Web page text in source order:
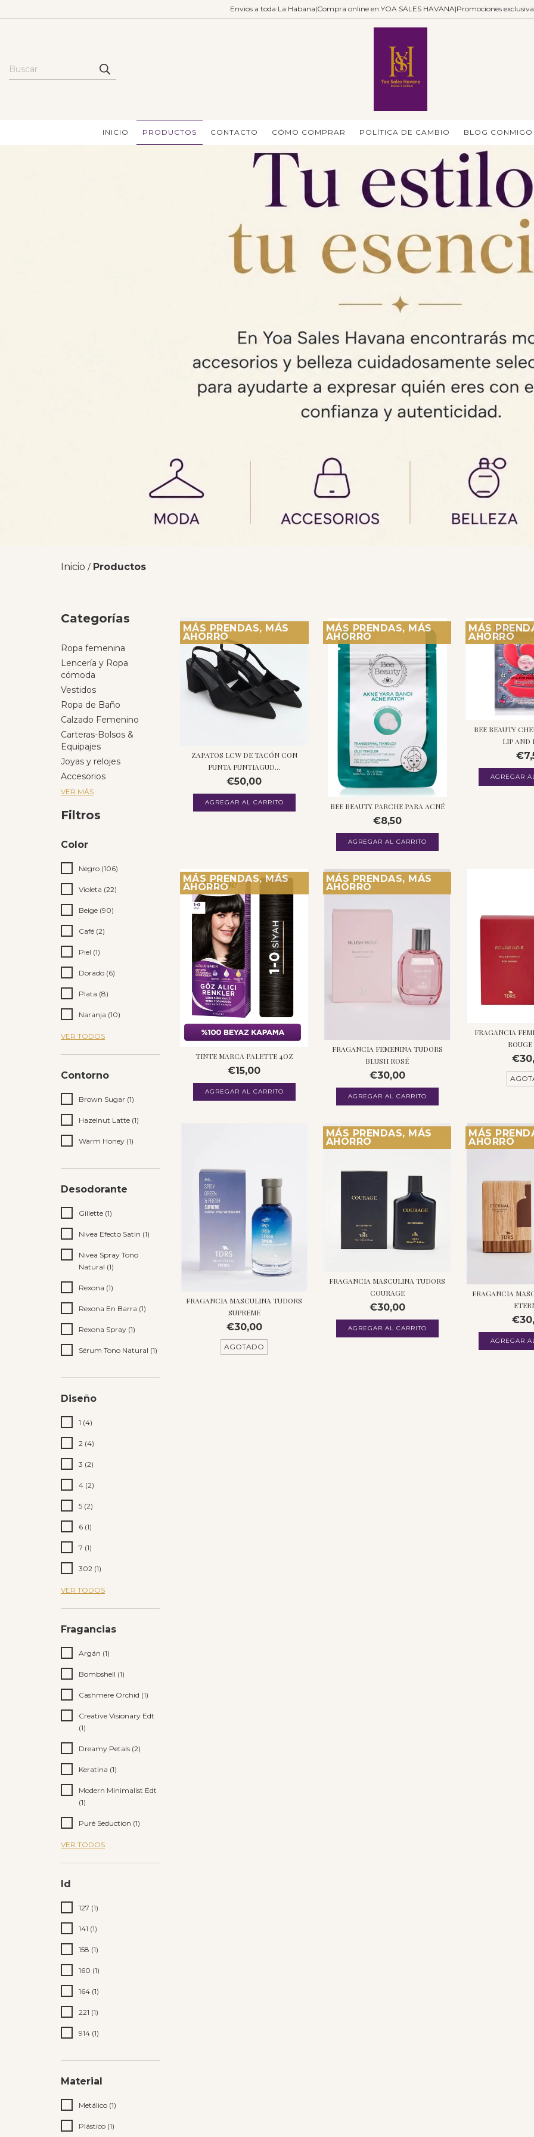
Envios a toda La Habana|Compra online en YOA SALES HAVANA|Promociones
INICIO PRODUCTOS CONTACTO CÓMO COMPRAR POLÍTICA DE CAMBIO BLOG CONMIGO
Inicio / Productos
Categorías
Ropa femenina
Lencería y Ropa
cómoda
Vestidos
Ropa de Baño
Calzado Femenino
Carteras-Bolsos &
Equipajes
Joyas y relojes
Accesorios
VER MÁS
Filtros
Color
Negro (106)
Violeta (22)
Beige (90)
Café (2)
Piel (1)
Dorado (6)
Plata (8)
Naranja (10)
VER TODOS
Contorno
Brown Sugar (1)
Hazelnut Latte (1)
Warm Honey (1)
Desodorante
Gillette (1)
Nivea Efecto Satin (1)
Nivea Spray Tono
Natural (1)
Rexona (1)
Rexona En Barra (1)
Rexona Spray (1)
Sérum Tono Natural (1)
Diseño
1 (4)
2 (4)
3 (2)
4 (2)
5 (2)
6 (1)
7 (1)
302 (1)
VER TODOS
Fragancias
Argán (1)
Bombshell (1)
Cashmere Orchid (1)
Creative Visionary Edt
(1)
Dreamy Petals (2)
Keratina (1)
Modern Minimalist Edt
(1)
Puré Seduction (1)
VER TODOS
Id
127 (1)
141 (1)
158 (1)
160 (1)
164 (1)
221 (1)
914 (1)
Material
Metálico (1)
Plástico (1)
MÁS PRENDAS, MÁS
AHORRO
ZAPATOS LCW DE TACÓN CON
PUNTA PUNTIAGUD...
€50,00
AGREGAR AL CARRITO
MÁS PRENDAS, MÁS
AHORRO
BEE BEAUTY PARCHE PARA ACNÉ
€8,50
MÁS
AHORRO
BEE BEAUTY
LIP AND
MÁS PRENDAS, MÁS
AHORRO
TINTE MARCA PALETTE 4OZ
€15,00
AGREGAR AL CARRITO
MÁS PRENDAS, MÁS
AHORRO
FRAGANCIA FEMENINA TUDORS
BLUSH ROSÉ
€30,00
FRAGANCIA
FRAGANCIA MASCULINA TUDORS
SUPREME
€30,00
AGOTADO
MÁS PRENDAS, MÁS
AHORRO
FRAGANCIA MASCULINA TUDORS
COURAGE
€30,00
MÁS
AHORRO
FRAGANCIA